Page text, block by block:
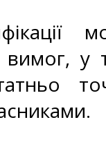
вимог, у